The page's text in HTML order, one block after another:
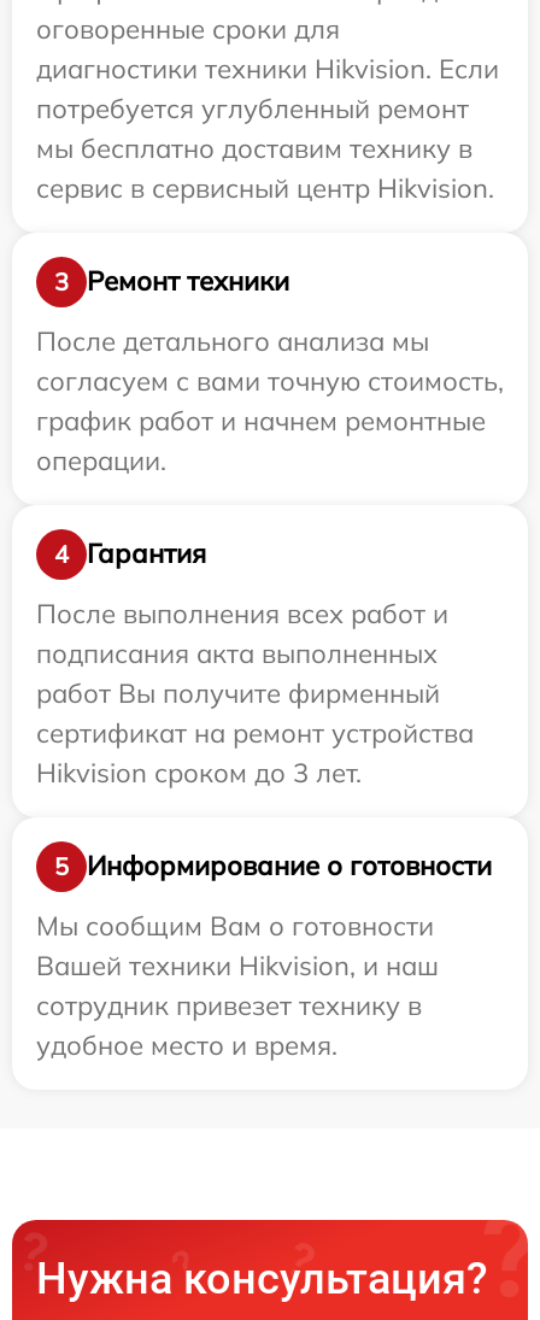
оговоренные сроки для
диагностики техники Hikvision. Если
потребуется углубленный ремонт
мы бесплатно доставим технику в
сервис в сервисный центр Hikvision.
3
Ремонт техники
После детального анализа мы
согласуем с вами точную стоимость,
график работ и начнем ремонтные
операции.
4
Гарантия
После выполнения всех работ и
подписания акта выполненных
работ Вы получите фирменный
сертификат на ремонт устройства
Hikvision сроком до 3 лет.
5
Информирование о готовности
Мы сообщим Вам о готовности
Вашей техники Hikvision, и наш
сотрудник привезет технику в
удобное место и время.
Нужна консультация?